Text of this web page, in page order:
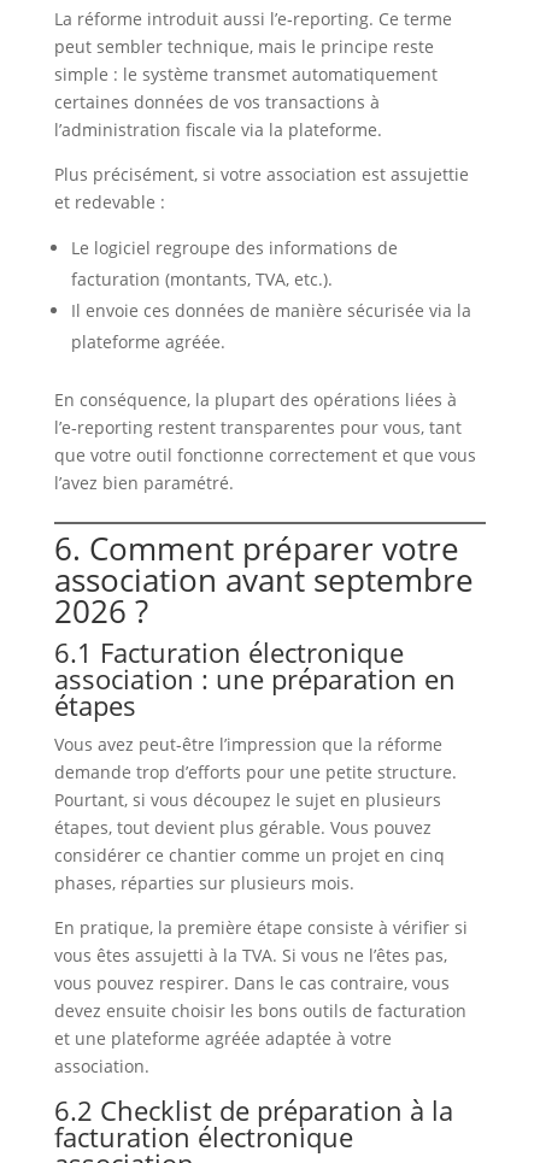
La réforme introduit aussi l’e‑reporting. Ce terme
peut sembler technique, mais le principe reste
simple : le système transmet automatiquement
certaines données de vos transactions à
l’administration fiscale via la plateforme.
Plus précisément, si votre association est assujettie
et redevable :
Le logiciel regroupe des informations de
facturation (montants, TVA, etc.).
Il envoie ces données de manière sécurisée via la
plateforme agréée.
En conséquence, la plupart des opérations liées à
l’e‑reporting restent transparentes pour vous, tant
que votre outil fonctionne correctement et que vous
l’avez bien paramétré.
6. Comment préparer votre
association avant septembre
2026 ?
6.1 Facturation électronique
association : une préparation en
étapes
Vous avez peut‑être l’impression que la réforme
demande trop d’efforts pour une petite structure.
Pourtant, si vous découpez le sujet en plusieurs
étapes, tout devient plus gérable. Vous pouvez
considérer ce chantier comme un projet en cinq
phases, réparties sur plusieurs mois.
En pratique, la première étape consiste à vérifier si
vous êtes assujetti à la TVA. Si vous ne l’êtes pas,
vous pouvez respirer. Dans le cas contraire, vous
devez ensuite choisir les bons outils de facturation
et une plateforme agréée adaptée à votre
association.
6.2 Checklist de préparation à la
facturation électronique